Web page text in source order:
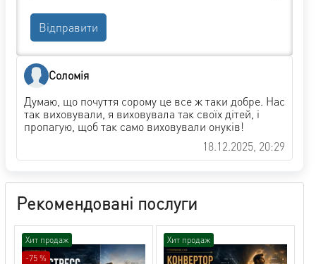
Соломія
Думаю, що почуття сорому це все ж таки добре. Нас
так виховували, я виховувала так своїх дітей, і
пропагую, щоб так само виховували онуків!
18.12.2025, 20:29
Відправити
Рекомендовані послуги
Хит продаж
-75 %
Хит продаж